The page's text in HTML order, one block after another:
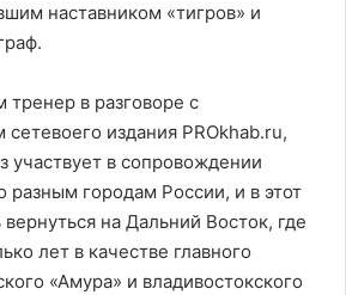
наставником «тигров» и
тренер в разговоре с
издания PROkhab.ru,
участвует в сопровождении
разным городам России, и в этот
на Дальний Восток, где
лет в качестве главного
«Амура» и владивостокского